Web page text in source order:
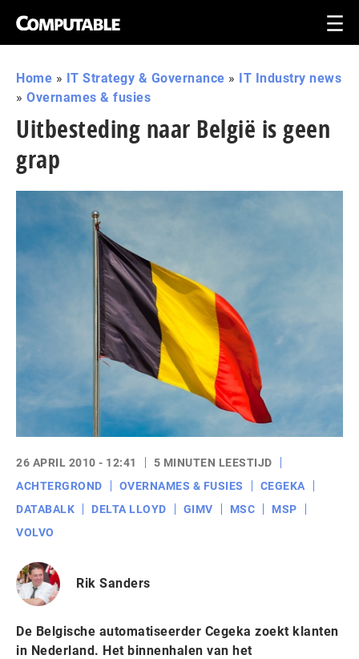
Home » IT Strategy & Governance » IT Industry news
» Overnames & fusies
Uitbesteding naar België is geen
grap
26 APRIL 2010 - 12:41
5 MINUTEN LEESTIJD
ACHTERGROND
OVERNAMES & FUSIES
CEGEKA
DATABALK
DELTA LLOYD GIMV MSC
MSP
VOLVO
Rik Sanders
De Belgische automatiseerder Cegeka zoekt klanten
in Nederland. Het binnenhalen van het